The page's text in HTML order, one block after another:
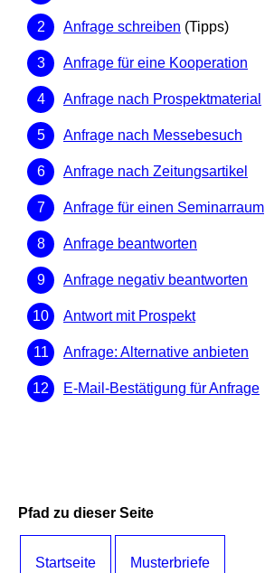
Anfrage schreiben (Tipps)
Anfrage für eine Kooperation
Anfrage nach Prospektmaterial
Anfrage nach Messebesuch
Anfrage nach Zeitungsartikel
Anfrage für einen Seminarraum
Anfrage beantworten
Anfrage negativ beantworten
Antwort mit Prospekt
Anfrage: Alternative anbieten
E-Mail-Bestätigung für Anfrage
Pfad zu dieser Seite
Startseite Musterbriefe